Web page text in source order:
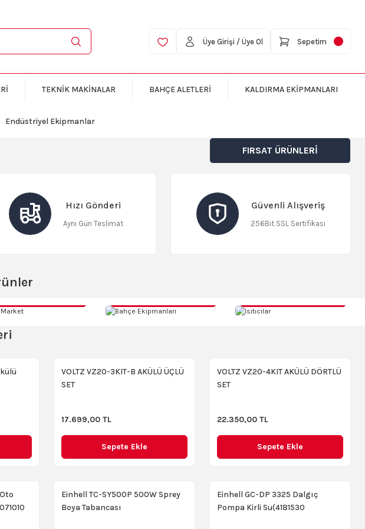
Üye Girişi / Üye Ol Sepetim
TEKNİK MAKİNALAR BAHÇE ALETLERİ KALDIRMA EKİPMANLARI
Endüstriyel Ekipmanlar
FIRSAT ÜRÜNLERİ
5.860,00 TL
35.900,00 TL
Makita GA7020 2200 W Büyük
Hızı Gönderi
Aynı Gün Teslimat
Güvenli Alışveriş
256Bit SSL Sertifikası
Sap) - 3425220
1800W 150 Bar Basınçlı Yıkama Makinesi
Sepete Ekle
VOLTZ VZ20-3KIT-B AKÜLÜ ÜÇLÜ
SET
17.699,00 TL
Sepete Ekle
VOLTZ VZ20-4KIT AKÜLÜ DÖRTLÜ
SET
22.350,00 TL
Sepete Ekle
Einhell TC-SY500P 500W Sprey
Boya Tabancası
Einhell GC-DP 3325 Dalgıç
Pompa Kirli Su(4181530